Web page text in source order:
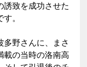
誘致を成功させた
。
野さんに、まさ
載の当時の洛南高